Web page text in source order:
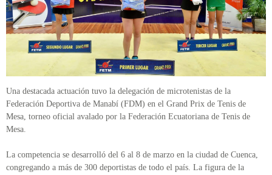
Una destacada actuación tuvo la delegación de microtenistas de la
Federación Deportiva de Manabí (FDM) en el Grand Prix de Tenis de
Mesa, torneo oficial avalado por la Federación Ecuatoriana de Tenis de
Mesa.
La competencia se desarrolló del 6 al 8 de marzo en la ciudad de Cuenca,
congregando a más de 300 deportistas de todo el país. La figura de la